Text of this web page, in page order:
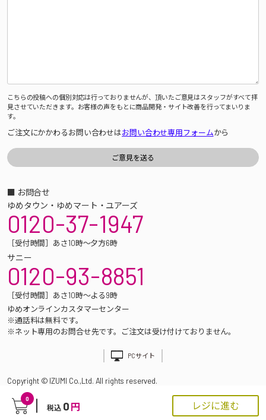
0
税込 0 円 レジに進む
こちらの投稿への個別対応は行っておりませんが、頂いたご意見はスタッフがすべて拝
見させていただきます。お客様の声をもとに商品開発・サイト改善を行ってまいりま
す。
ご注文にかかわるお問い合わせはお問い合わせ専用フォームから
■ お問合せ
ゆめタウン・ゆめマート・ユアーズ
0120-37-1947
［受付時間］あさ10時～夕方6時
サニー
0120-93-8851
［受付時間］あさ10時～よる9時
ゆめオンラインカスタマーセンター
※通話料は無料です。
※ネット専用のお問合せ先です。ご注文は受け付けておりません。
PCサイト
Copyright © IZUMI Co.,Ltd. All rights reserved.